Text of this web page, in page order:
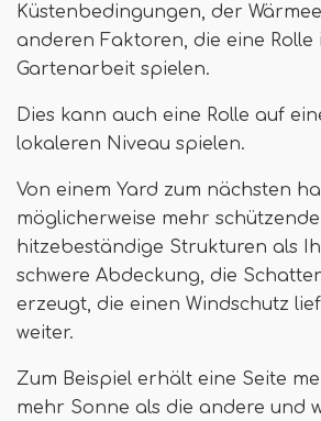
Küstenbedingungen, der
anderen Faktoren, die eine Rolle
Gartenarbeit spielen.
Dies kann auch eine Rolle auf
lokaleren Niveau spielen.
Von einem Yard zum nächsten
möglicherweise mehr
hitzebeständige Strukturen als
schwere Abdeckung, die
erzeugt, die einen Windschutz
weiter.
Zum Beispiel erhält eine Seite
mehr Sonne als die andere und